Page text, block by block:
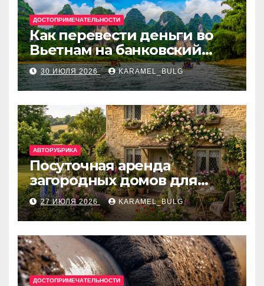
ДОСТОПРИМЕЧАТЕЛЬНОСТИ
Как перевести деньги во
Вьетнам на банковский
счёт: VietcomBank, BIDV,
Techcombank и другие
банки
30 ИЮЛЯ 2026 KARAMEL_BULG
АВТОРУБРИКА
Посуточная аренда
загородных домов для
отдыха
27 ИЮЛЯ 2026 KARAMEL_BULG
ДОСТОПРИМЕЧАТЕЛЬНОСТИ